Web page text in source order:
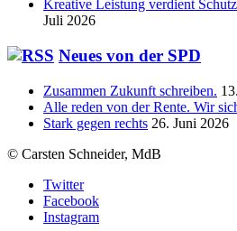
Kreative Leistung verdient
Juli 2026
Neues von der SPD
Zusammen Zukunft schreiben.
Alle reden von der Rente. Wir
Stark gegen rechts 26. Juni 2026
© Carsten Schneider, MdB
Twitter
Facebook
Instagram